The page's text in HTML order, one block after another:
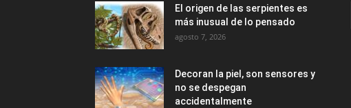
El origen de las serpientes es
más inusual de lo pensado
agosto 7, 2026
Decoran la piel, son sensores y
no se despegan
accidentalmente